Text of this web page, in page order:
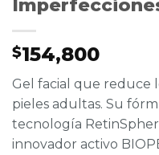
$154,800
Gel facial que reduce
pieles adultas. Su
tecnología
innovador activo